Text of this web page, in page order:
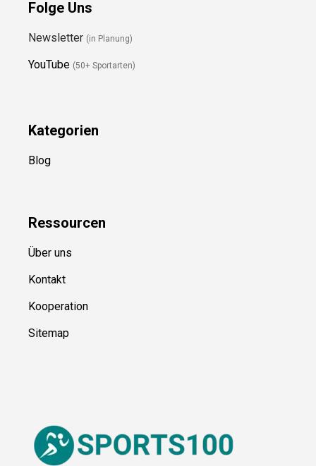
Folge Uns
Newsletter(in Planung)
Kategorien
Ressource
Über uns
Kontakt
Kooperation